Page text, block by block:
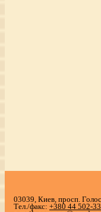
03039, Киев, просп.
Тел./факс: +380 44 502-